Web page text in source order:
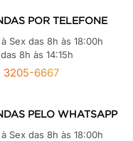
POR TELEFONE
Sex das 8h às 18:00h
8h às 14:15h
3205-6667
PELO WHATSAPP
Sex das 8h às 18:00h